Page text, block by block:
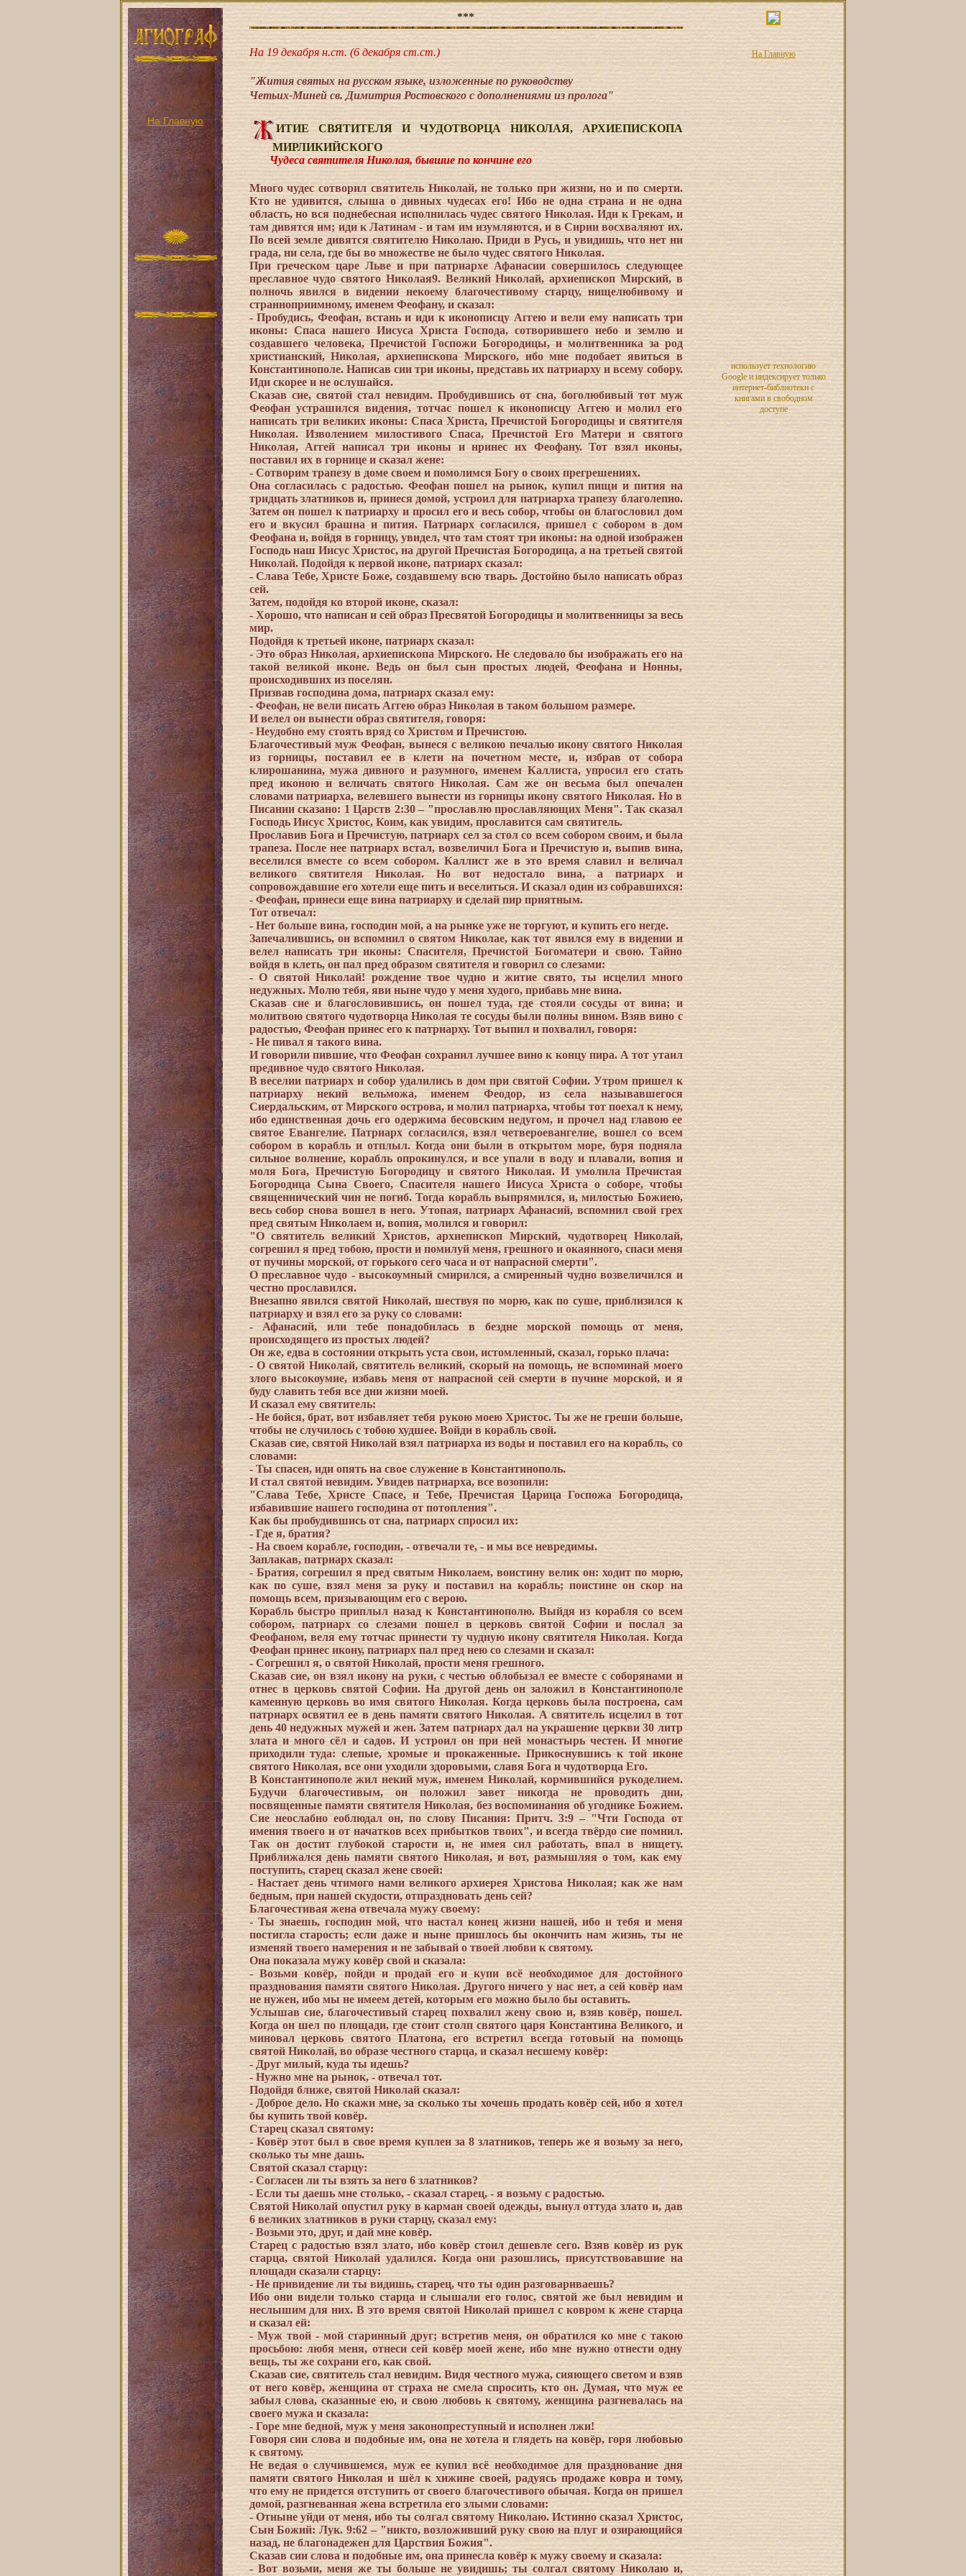
На Главную
***
На 19 декабря н.ст. (6 декабря ст.ст.)
"Жития святых на русском языке, изложенные по руководству
Четьих-Миней св. Димитрия Ростовского с дополнениями из пролога"
ИТИЕ СВЯТИТЕЛЯ И ЧУДОТВОРЦА НИКОЛАЯ, АРХИЕПИСКОПА
МИРЛИКИЙСКОГО
Чудеса святителя Николая, бывшие по кончине его
Много чудес сотворил святитель Николай, не только при жизни, но и по смерти.
Кто не удивится, слыша о дивных чудесах его! Ибо не одна страна и не одна
область, но вся поднебесная исполнилась чудес святого Николая. Иди к Грекам, и
там дивятся им; иди к Латинам - и там им изумляются, и в Сирии восхваляют их.
По всей земле дивятся святителю Николаю. Приди в Русь, и увидишь, что нет ни
града, ни села, где бы во множестве не было чудес святого Николая.
При греческом царе Льве и при патриархе Афанасии совершилось следующее
преславное чудо святого Николая9. Великий Николай, архиепископ Мирский, в
полночь явился в видении некоему благочестивому старцу, нищелюбивому и
странноприимному, именем Феофану, и сказал:
- Пробудись, Феофан, встань и иди к иконописцу Аггею и вели ему написать три
иконы: Спаса нашего Иисуса Христа Господа, сотворившего небо и землю и
создавшего человека, Пречистой Госпожи Богородицы, и молитвенника за род
христианский, Николая, архиепископа Мирского, ибо мне подобает явиться в
Константинополе. Написав сии три иконы, представь их патриарху и всему собору.
Иди скорее и не ослушайся.
Сказав сие, святой стал невидим. Пробудившись от сна, боголюбивый тот муж
Феофан устрашился видения, тотчас пошел к иконописцу Аггею и молил его
написать три великих иконы: Спаса Христа, Пречистой Богородицы и святителя
Николая. Изволением милостивого Спаса, Пречистой Его Матери и святого
Николая, Аггей написал три иконы и нринес их Феофану. Тот взял иконы,
поставил их в горнице и сказал жене:
- Сотворим трапезу в доме своем и помолимся Богу о своих прегрешениях.
Она согласилась с радостью. Феофан пошел на рынок, купил пищи и пития на
тридцать златников и, принеся домой, устроил для патриарха трапезу благолепно.
Затем он пошел к патриарху и просил его и весь собор, чтобы он благословил дом
его и вкусил брашна и пития. Патриарх согласился, пришел с собором в дом
Феофана и, войдя в горницу, увидел, что там стоят три иконы: на одной изображен
Господь наш Иисус Христос, на другой Пречистая Богородица, а на третьей святой
Николай. Подойдя к первой иконе, патриарх сказал:
- Слава Тебе, Христе Боже, создавшему всю тварь. Достойно было написать образ
сей.
Затем, подойдя ко второй иконе, сказал:
- Хорошо, что написан и сей образ Пресвятой Богородицы и молитвенницы за весь
мир.
Подойдя к третьей иконе, патриарх сказал:
- Это образ Николая, архиепископа Мирского. Не следовало бы изображать его на
такой великой иконе. Ведь он был сын простых людей, Феофана и Нонны,
происходивших из поселян.
Призвав господина дома, патриарх сказал ему:
- Феофан, не вели писать Аггею образ Николая в таком большом размере.
И велел он вынести образ святителя, говоря:
- Неудобно ему стоять вряд со Христом и Пречистою.
Благочестивый муж Феофан, вынеся с великою печалью икону святого Николая
из горницы, поставил ее в клети на почетном месте, и, избрав от собора
клирошанина, мужа дивного и разумного, именем Каллиста, упросил его стать
пред иконою и величать святого Николая. Сам же он весьма был опечален
словами патриарха, велевшего вынести из горницы икону святого Николая. Но в
Писании сказано: 1 Царств 2:30 – "прославлю прославляющих Меня". Так сказал
Господь Иисус Христос, Коим, как увидим, прославится сам святитель.
Прославив Бога и Пречистую, патриарх сел за стол со всем собором своим, и была
трапеза. После нее патриарх встал, возвеличил Бога и Пречистую и, выпив вина,
веселился вместе со всем собором. Каллист же в это время славил и величал
великого святителя Николая. Но вот недостало вина, а патриарх и
сопровождавшие его хотели еще пить и веселиться. И сказал один из собравшихся:
- Феофан, принеси еще вина патриарху и сделай пир приятным.
Тот отвечал:
- Нет больше вина, господин мой, а на рынке уже не торгуют, и купить его негде.
Запечалившись, он вспомнил о святом Николае, как тот явился ему в видении и
велел написать три иконы: Спасителя, Пречистой Богоматери и свою. Тайно
войдя в клеть, он пал пред образом святителя и говорил со слезами:
- О святой Николай! рождение твое чудно и житие свято, ты исцелил много
недужных. Молю тебя, яви ныне чудо у меня худого, прибавь мне вина.
Сказав сие и благословившись, он пошел туда, где стояли сосуды от вина; и
молитвою святого чудотворца Николая те сосуды были полны вином. Взяв вино с
радостью, Феофан принес его к патриарху. Тот выпил и похвалил, говоря:
- Не пивал я такого вина.
И говорили пившие, что Феофан сохранил лучшее вино к концу пира. А тот утаил
предивное чудо святого Николая.
В веселии патриарх и собор удалились в дом при святой Софии. Утром пришел к
патриарху некий вельможа, именем Феодор, из села называвшегося
Сиердальским, от Мирского острова, и молил патриарха, чтобы тот поехал к нему,
ибо единственная дочь его одержима бесовским недугом, и прочел над главою ее
святое Евангелие. Патриарх согласился, взял четвероевангелие, вошел со всем
собором в корабль и отплыл. Когда они были в открытом море, буря подняла
сильное волнение, корабль опрокинулся, и все упали в воду и плавали, вопия и
моля Бога, Пречистую Богородицу и святого Николая. И умолила Пречистая
Богородица Сына Своего, Спасителя нашего Иисуса Христа о соборе, чтобы
священнический чин не погиб. Тогда корабль выпрямился, и, милостью Божиею,
весь собор снова вошел в него. Утопая, патриарх Афанасий, вспомнил свой грех
пред святым Николаем и, вопия, молился и говорил:
"О святитель великий Христов, архиепископ Мирский, чудотворец Николай,
согрешил я пред тобою, прости и помилуй меня, грешного и окаянного, спаси меня
от пучины морской, от горького сего часа и от напрасной смерти".
О преславное чудо - высокоумный смирился, а смиренный чудно возвеличился и
честно прославился.
Внезапно явился святой Николай, шествуя по морю, как по суше, приблизился к
патриарху и взял его за руку со словами:
- Афанасий, или тебе понадобилась в бездне морской помощь от меня,
происходящего из простых людей?
Он же, едва в состоянии открыть уста свои, истомленный, сказал, горько плача:
- О святой Николай, святитель великий, скорый на помощь, не вспоминай моего
злого высокоумие, избавь меня от напрасной сей смерти в пучине морской, и я
буду славить тебя все дни жизни моей.
И сказал ему святитель:
- Не бойся, брат, вот избавляет тебя рукою моею Христос. Ты же не греши больше,
чтобы не случилось с тобою худшее. Войди в корабль свой.
Сказав сие, святой Николай взял патриарха из воды и поставил его на корабль, со
словами:
- Ты спасен, иди опять на свое служение в Константинополь.
И стал святой невидим. Увидев патриарха, все возопили:
"Слава Тебе, Христе Спасе, и Тебе, Пречистая Царица Госпожа Богородица,
избавившие нашего господина от потопления".
Как бы пробудившись от сна, патриарх спросил их:
- Где я, братия?
- На своем корабле, господин, - отвечали те, - и мы все невредимы.
Заплакав, патриарх сказал:
- Братия, согрешил я пред святым Николаем, воистину велик он: ходит по морю,
как по суше, взял меня за руку и поставил на корабль; поистине он скор на
помощь всем, призывающим его с верою.
Корабль быстро приплыл назад к Константинополю. Выйдя из корабля со всем
собором, патриарх со слезами пошел в церковь святой Софии и послал за
Феофаном, веля ему тотчас принести ту чудную икону святителя Николая. Когда
Феофан принес икону, патриарх пал пред нею со слезами и сказал:
- Согрешил я, о святой Николай, прости меня грешного.
Сказав сие, он взял икону на руки, с честью облобызал ее вместе с соборянами и
отнес в церковь святой Софии. На другой день он заложил в Константинополе
каменную церковь во имя святого Николая. Когда церковь была построена, сам
патриарх освятил ее в день памяти святого Николая. А святитель исцелил в тот
день 40 недужных мужей и жен. Затем патриарх дал на украшение церкви 30 литр
злата и много сёл и садов. И устроил он при ней монастырь честен. И многие
приходили туда: слепые, хромые и прокаженные. Прикоснувшись к той иконе
святого Николая, все они уходили здоровыми, славя Бога и чудотворца Его.
В Константинополе жил некий муж, именем Николай, кормившийся рукоделием.
Будучи благочестивым, он положил завет никогда не проводить дни,
посвященные памяти святителя Николая, без воспоминания об угоднике Божием.
Сие неослабно еоблюдал он, по слову Писания: Притч. 3:9 – "Чти Господа от
имения твоего и от начатков всех прибытков твоих", и всегда твёрдо сие помнил.
Так он достит глубокой старости и, не имея сил работать, впал в нищету.
Приближался день памяти святого Николая, и вот, размышляя о том, как ему
поступить, старец сказал жене своей:
- Настает день чтимого нами великого архиерея Христова Николая; как же нам
бедным, при нашей скудости, отпраздновать день сей?
Благочестивая жена отвечала мужу своему:
- Ты знаешь, господин мой, что настал конец жизни нашей, ибо и тебя и меня
постигла старость; если даже и ныне пришлось бы окончить нам жизнь, ты не
изменяй твоего намерения и не забывай о твоей любви к святому.
Она показала мужу ковёр свой и сказала:
- Возьми ковёр, пойди и продай его и купи всё необходимое для достойного
празднования памяти святого Николая. Другого ничего у нас нет, а сей ковёр нам
не нужен, ибо мы не имеем детей, которым его можно было бы оставить.
Услышав сие, благочестивый старец похвалил жену свою и, взяв ковёр, пошел.
Когда он шел по площади, где стоит столп святого царя Константина Великого, и
миновал церковь святого Платона, его встретил всегда готовый на помощь
святой Николай, во образе честного старца, и сказал несшему ковёр:
- Друг милый, куда ты идешь?
- Нужно мне на рынок, - отвечал тот.
Подойдя ближе, святой Николай сказал:
- Доброе дело. Но скажи мне, за сколько ты хочешь продать ковёр сей, ибо я хотел
бы купить твой ковёр.
Старец сказал святому:
- Ковёр этот был в свое время куплен за 8 златников, теперь же я возьму за него,
сколько ты мне дашь.
Святой сказал старцу:
- Согласен ли ты взять за него 6 златников?
- Если ты даешь мне столько, - сказал старец, - я возьму с радостью.
Святой Николай опустил руку в карман своей одежды, вынул оттуда злато и, дав
6 великих златников в руки старцу, сказал ему:
- Возьми это, друг, и дай мне ковёр.
Старец с радостью взял злато, ибо ковёр стоил дешевле сего. Взяв ковёр из рук
старца, святой Николай удалился. Когда они разошлись, присутствовавшие на
площади сказали старцу:
- Не привидение ли ты видишь, старец, что ты один разговариваешь?
Ибо они видели только старца и слышали его голос, святой же был невидим и
неслышим для них. В это время святой Николай пришел с ковром к жене старца
и сказал ей:
- Муж твой - мой старинный друг; встретив меня, он обратился ко мне с такою
просьбою: любя меня, отнеси сей ковёр моей жене, ибо мне нужно отнести одну
вещь, ты же сохрани его, как свой.
Сказав сие, святитель стал невидим. Видя честного мужа, сияющего светом и взяв
от него ковёр, женщина от страха не смела спросить, кто он. Думая, что муж ее
забыл слова, сказанные ею, и свою любовь к святому, женщина разгневалась на
своего мужа и сказала:
- Горе мне бедной, муж у меня законопреступный и исполнен лжи!
Говоря сии слова и подобные им, она не хотела и глядеть на ковёр, горя любовью
к святому.
Не ведая о случившемся, муж ее купил всё необходимое для празднование дня
памяти святого Николая и шёл к хижине своей, радуясь продаже ковра и тому,
что ему не придется отступить от своего благочестивого обычая. Когда он пришел
домой, разгневанная жена встретила его злыми словами:
- Отныне уйди от меня, ибо ты солгал святому Николаю. Истинно сказал Христос,
Сын Божий: Лук. 9:62 – "никто, возложивший руку свою на плуг и озирающийся
назад, не благонадежен для Царствия Божия".
Сказав сии слова и подобные им, она принесла ковёр к мужу своему и сказала:
- Вот возьми, меня же ты больше не увидишь; ты солгал святому Николаю и,
На Главную
использует технологию
Google и индексирует только
интернет-библиотеки с
книгами в свободном
доступе